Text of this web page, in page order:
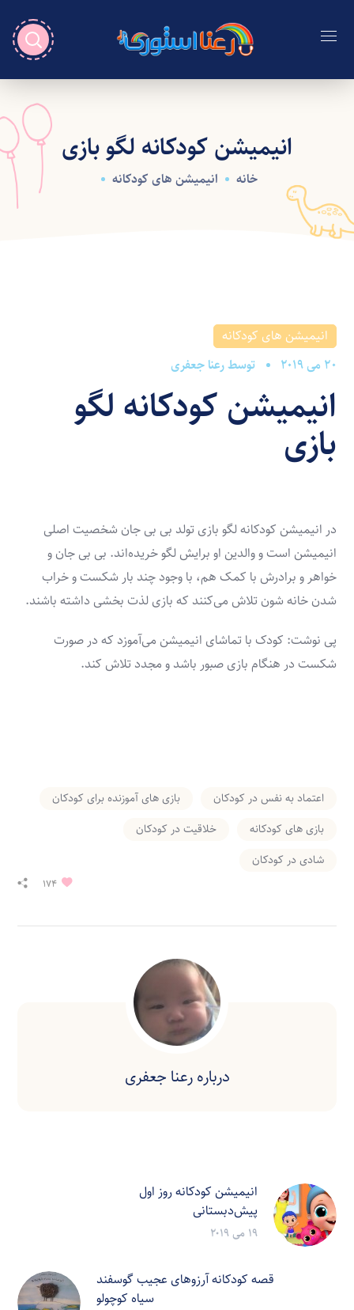
انیمیشن کودکانه لگو بازی
خانه انیمیشن های کودکانه
انیمیشن های کودکانه
20 می 2019
توسطرعنا جعفری
انیمیشن کودکانه لگو
بازی
در انیمیشن کودکانه لگو بازی تولد بی بی جان شخصیت اصلی
انیمیشن است و والدین او برایش لگو خریده‌اند. بی بی جان و
خواهر و برادرش با کمک هم، با وجود ‌چند بار شکست و خراب
شدن خانه شون تلاش می‌کنند که بازی لذت بخشی داشته باشند.‌
پی نوشت: کودک با تماشای انیمیشن می‌آموزد که در صورت
شکست در هنگام بازی صبور باشد و مجدد تلاش کند.
اعتماد به نفس در کودکان
بازی های آموزنده برای کودکان
بازی های کودکانه
خلاقیت در کودکان
شادی در کودکان
174
درباره رعنا جعفری
انیمیشن کودکانه روز اول
پیش‌دبستانی
19 می 2019
قصه کودکانه آرزوهای عجیب گوسفند
سیاه کوچولو